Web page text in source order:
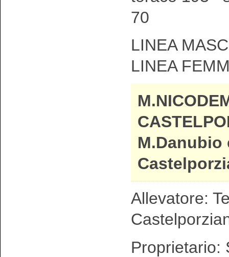
70
LINEA
LINEA
M.Danubio
Allevatore:
Proprietario: